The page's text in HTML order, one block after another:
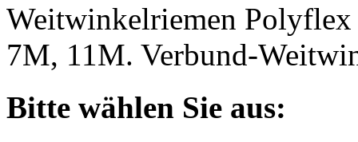
Weitwinkelriemen
7M, 11M. Verbund-
Bitte wählen Sie aus: